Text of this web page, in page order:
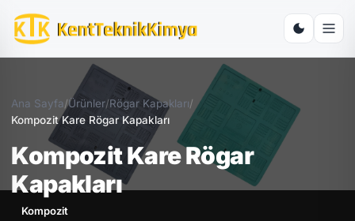
Ana Sayfa/Ürünler/Rögar Kapakları/
Kompozit Kare Rögar Kapakları
Kompozit Kare Rögar
Kapakları
Kompozit